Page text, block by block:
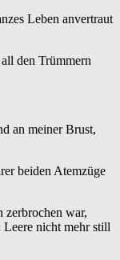
Leben anvertraut
den Trümmern
an meiner Brust,
beiden Atemzüge
war,
nicht mehr still